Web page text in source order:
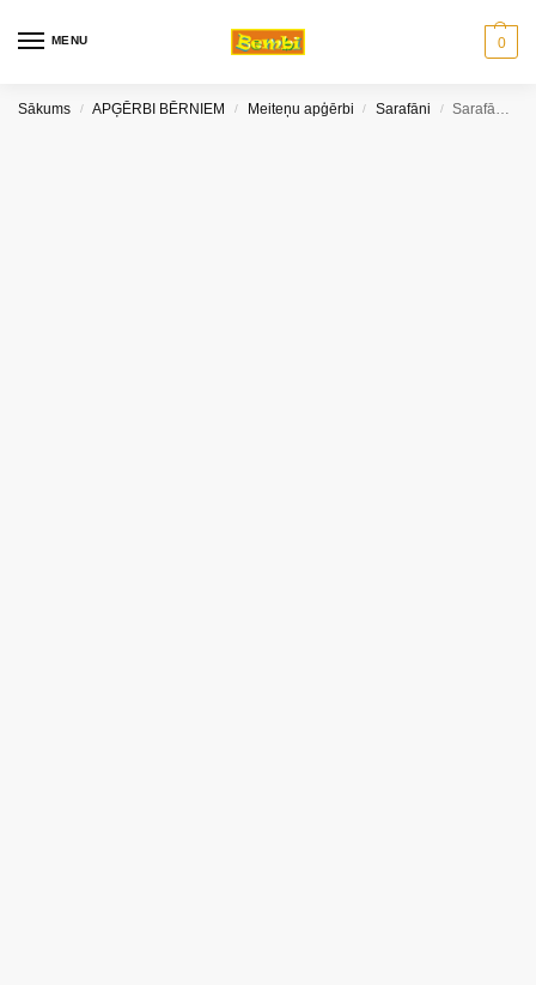
MENU 0
Sākums / APĢĒRBI BĒRNIEM / Meiteņu apģērbi / Sarafāni / Sarafāns ar jostu 122-140 Martex